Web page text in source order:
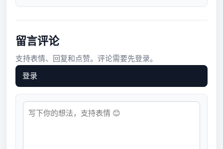
留言评论
支持表情、回复和点赞。评论需要先登录。
登录